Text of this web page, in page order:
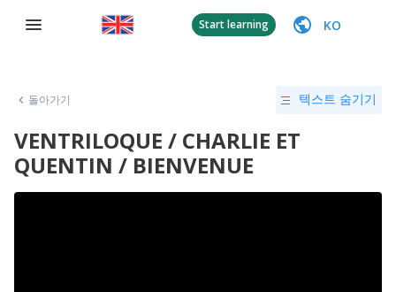
Start learning KO
돌아가기 텍스트 숨기기
VENTRILOQUE / CHARLIE ET
QUENTIN / BIENVENUE